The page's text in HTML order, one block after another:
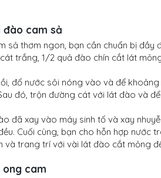
đào cam sả
sả thơm ngon, bạn cần chuẩn bị đầy
trắng, 1/2 quả đào chín cắt lát
đổ nước sôi nóng vào và để
đó, trộn đường cát với lát đào và
đã xay vào máy sinh tố và xay
Cuối cùng, bạn cho hỗn hợp nước
và trang trí với vài lát đào cắt mỏng
ong cam